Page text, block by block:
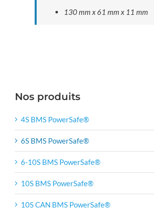
130 mm x 61 mm x 11 mm
Nos produits
4S BMS PowerSafe®
6S BMS PowerSafe®
6-10S BMS PowerSafe®
10S BMS PowerSafe®
10S CAN BMS PowerSafe®